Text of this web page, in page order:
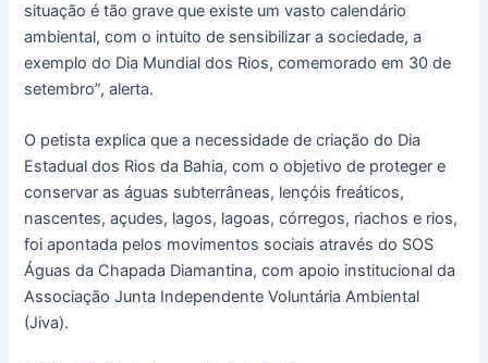
situação é tão grave que existe um vasto calendário
ambiental, com o intuito de sensibilizar a sociedade, a
exemplo do Dia Mundial dos Rios, comemorado em 30 de
setembro”, alerta.
O petista explica que a necessidade de criação do Dia
Estadual dos Rios da Bahia, com o objetivo de proteger e
conservar as águas subterrâneas, lençóis freáticos,
nascentes, açudes, lagos, lagoas, córregos, riachos e rios,
foi apontada pelos movimentos sociais através do SOS
Águas da Chapada Diamantina, com apoio institucional da
Associação Junta Independente Voluntária Ambiental
(Jiva).